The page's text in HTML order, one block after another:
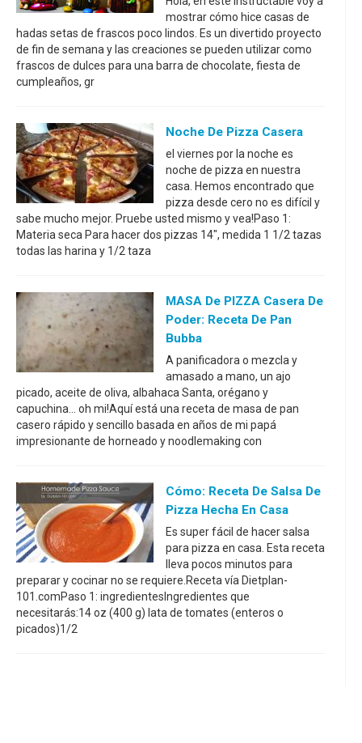
mostrar cómo hice casas de
hadas setas de frascos poco lindos. Es un divertido proyecto
de fin de semana y las creaciones se pueden utilizar como
frascos de dulces para una barra de chocolate, fiesta de
cumpleaños, gr
Noche De Pizza Casera
el viernes por la noche es
noche de pizza en nuestra
casa. Hemos encontrado que
pizza desde cero no es difícil y
sabe mucho mejor. Pruebe usted mismo y vea!Paso 1:
Materia seca Para hacer dos pizzas 14", medida 1 1/2 tazas
todas las harina y 1/2 taza
MASA De PIZZA Casera De
Poder: Receta De Pan
Bubba
A panificadora o mezcla y
amasado a mano, un ajo
picado, aceite de oliva, albahaca Santa, orégano y
capuchina... oh mi!Aquí está una receta de masa de pan
casero rápido y sencillo basada en años de mi papá
impresionante de horneado y noodlemaking con
Cómo: Receta De Salsa De
Pizza Hecha En Casa
Es super fácil de hacer salsa
para pizza en casa. Esta receta
lleva pocos minutos para
preparar y cocinar no se requiere.Receta vía Dietplan-
101.comPaso 1: ingredientesIngredientes que
necesitarás:14 oz (400 g) lata de tomates (enteros o
picados)1/2